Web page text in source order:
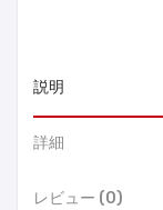
説明
詳細
レビュー (0)